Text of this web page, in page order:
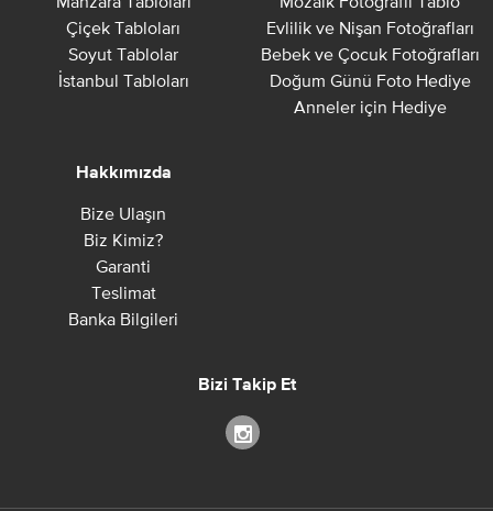
Çiçek Tabloları
Soyut Tablolar
İstanbul Tabloları
Evlilik ve Nişan Fotoğrafları
Bebek ve Çocuk Fotoğrafları
Doğum Günü Foto Hediye
Anneler için Hediye
Hakkımızda
Bize Ulaşın
Biz Kimiz?
Garanti
Teslimat
Banka Bilgileri
Bizi Takip Et